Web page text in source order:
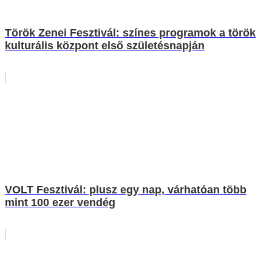
Török Zenei Fesztivál: színes programok a török
kulturális központ első születésnapján
VOLT Fesztivál: plusz egy nap, várhatóan több
mint 100 ezer vendég